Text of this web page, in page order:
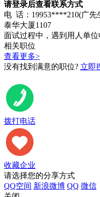
请登录后查看联系方式
电 话：19953****210(广先
泰华大厦1107
面试过程中，遇到用人单位
相关职位
查看更多>
没有找到满意的职位? 立即
拨打电话
收藏企业
请选择您的分享方式
QQ空间 新浪微博 QQ 微信